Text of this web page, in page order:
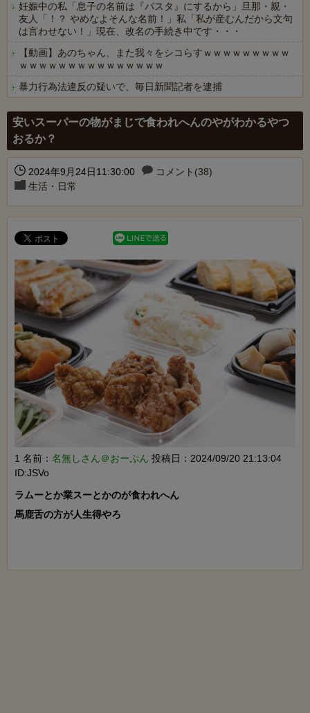
妊娠中の私「息子の名前は『パスタ』にするから」旦那・親・
友人「！？ やめなよそんな名前！」私「私が産むんだから文句
は言わせない！」現在、改名の手続き中です・・・
【動画】あのちゃん、また我々をシコらすｗｗｗｗｗｗｗｗｗ
ｗｗｗｗｗｗｗｗｗｗｗｗｗｗｗ
暴力行為法違反の疑いで、毎日新聞記者を逮捕
安いスーパーの物がまじで食われへんのやがわかるやつ
おるか？
2024年9月24日11:30:00
コメント(38)
生活・日常
1 名前： 名無しさん＠おーぷん 投稿日：2024/09/20 21:13:04
ID:JSVo
ラムーとか業スーとかのが食われへん
馬鹿舌の方が人生得やろ